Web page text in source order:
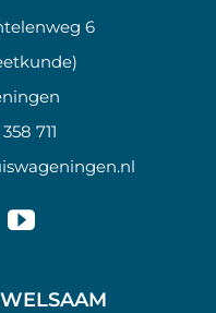
6
711